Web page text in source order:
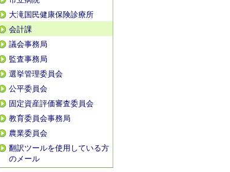
大滝国民健康保険診療所
会計課
議会事務局
監査事務局
選挙管理委員会
公平委員会
固定資産評価審査委員会
教育委員会事務局
農業委員会
翻訳ツールを使用している方
のメール